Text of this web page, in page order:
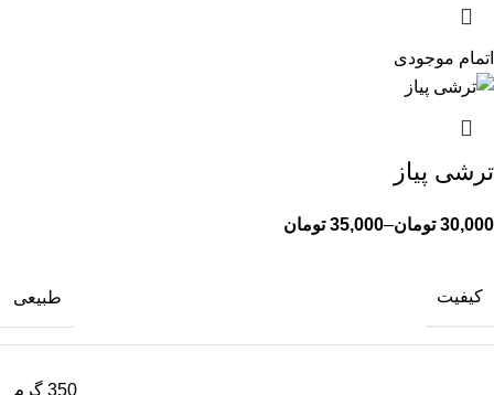
اتمام موجودی
ترشی پیاز
30,000 تومان–
35,000 تومان
کیفیت طبیعی
350 گرم